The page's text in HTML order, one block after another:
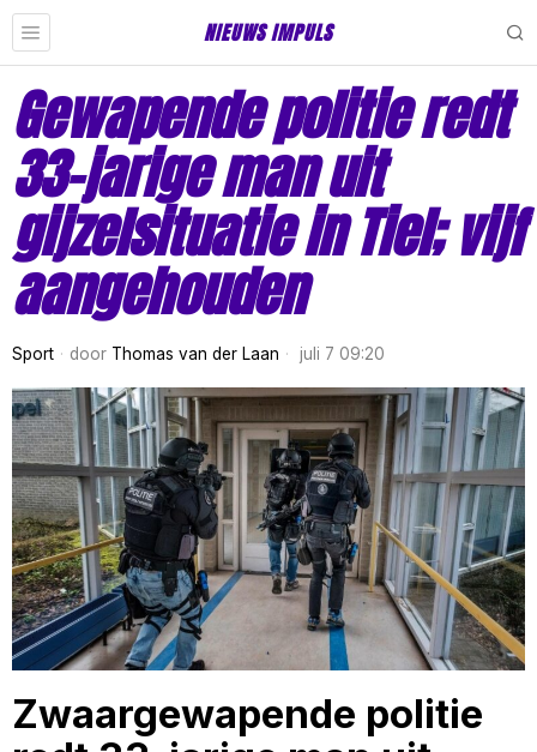
NIEUWS IMPULS
Gewapende politie redt
33-jarige man uit
gijzelsituatie in Tiel; vijf
aangehouden
Sport door Thomas van der Laan juli 7 09:20
Zwaargewapende politie